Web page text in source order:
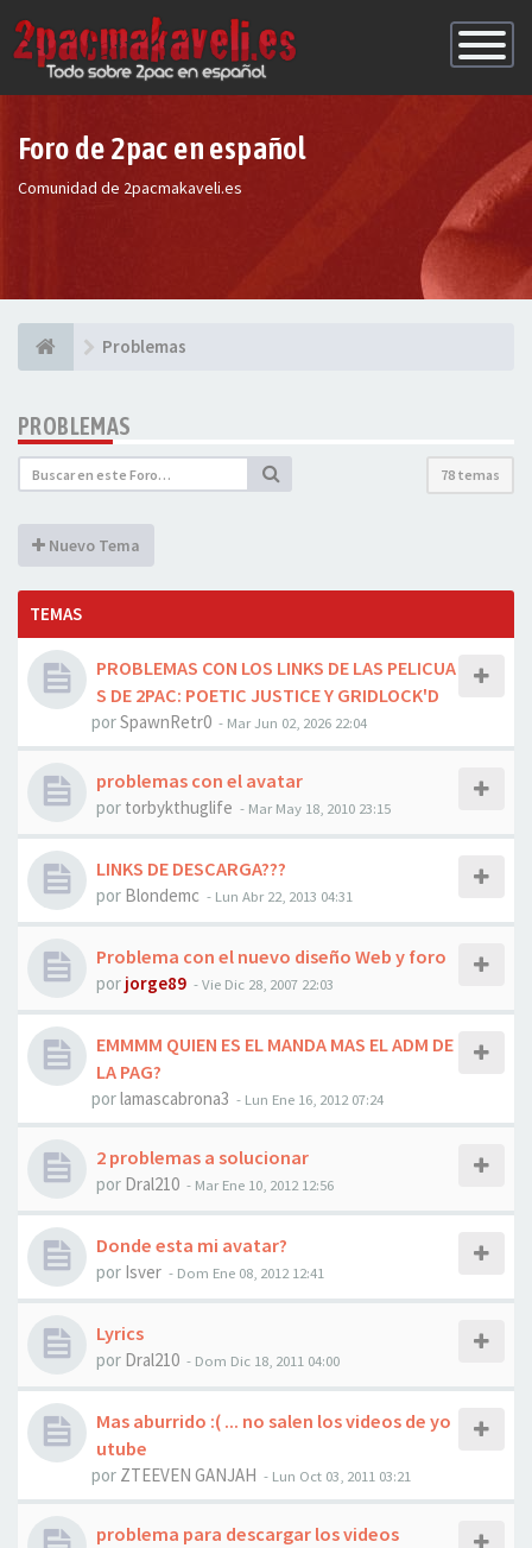
de
Foro de 2pac en español
Comunidad de 2pacmakaveli.es
Problemas
PROBLEMAS
78 temas
Nuevo Tema
TEMAS
PROBLEMAS CON LOS LINKS DE LAS PELICUA
S DE 2PAC: POETIC JUSTICE Y GRIDLOCK'D
porSpawnRetr0 - Mar Jun 02, 2026 22:04
problemas con el avatar
por torbykthuglife - Mar May 18, 2010 23:15
LINKS DE DESCARGA???
por Blondemc - Lun Abr 22, 2013 04:31
Problema con el nuevo diseño Web y foro
por jorge89 -Vie Dic 28, 2007 22:03
EMMMM QUIEN ES EL MANDA MAS EL ADM DE
LA PAG?
porlamascabrona3 - Lun Ene 16, 2012 07:24
2 problemas a solucionar
por Dral210 - Mar Ene 10, 2012 12:56
Donde esta mi avatar?
por Isver - Dom Ene 08, 2012 12:41
Lyrics
por Dral210 - Dom Dic 18, 2011 04:00
Mas aburrido :( ... no salen los videos de yo
utube
por ZTEEVEN GANJAH - Lun Oct 03, 2011 03:21
problema para descargar los videos